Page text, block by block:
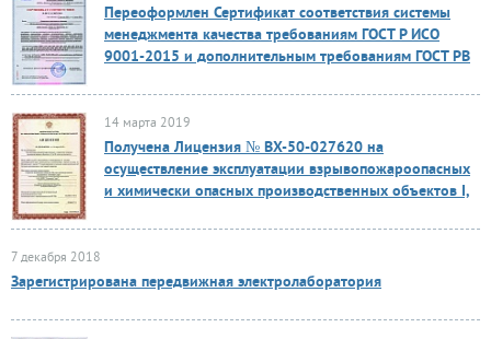
Переоформлен Сертификат соответствия системы
менеджмента качества требованиям ГОСТ Р ИСО
9001-2015 и дополнительным требованиям ГОСТ РВ
14 марта 2019
Получена Лицензия № ВХ-50-027620 на
осуществление эксплуатации взрывопожароопасных
и химически опасных производственных объектов I,
7 декабря 2018
Зарегистрирована передвижная электролаборатория